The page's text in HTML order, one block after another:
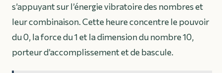
s’appuyant sur l’énergie vibratoire des nombres et
leur combinaison. Cette heure concentre le pouvoir
du 0, la force du 1 et la dimension du nombre 10,
porteur d’accomplissement et de bascule.